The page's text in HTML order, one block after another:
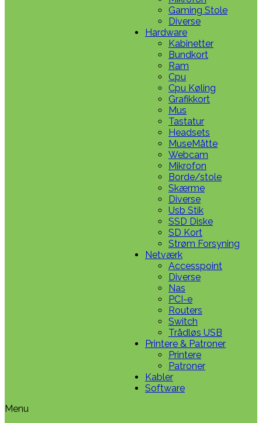
Gaming Stole
Diverse
Hardware
Kabinetter
Bundkort
Ram
Cpu
Cpu Køling
Grafikkort
Mus
Tastatur
Headsets
MuseMåtte
Webcam
Mikrofon
Borde/stole
Skærme
Diverse
Usb Stik
SSD Diske
SD Kort
Strøm Forsyning
Netværk
Accesspoint
Diverse
Nas
PCI-e
Routers
Switch
Trådløs USB
Printere & Patroner
Printere
Patroner
Kabler
Software
Menu